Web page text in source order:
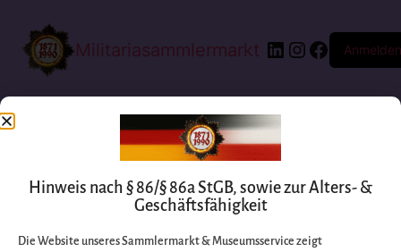
Militariasammlermarkt Anmelden
Hinweis nach § 86/§ 86a StGB, sowie zur Alters- &
Geschäftsfähigkeit
Die Website unseres Sammlermarkt & Museumsservice zeigt